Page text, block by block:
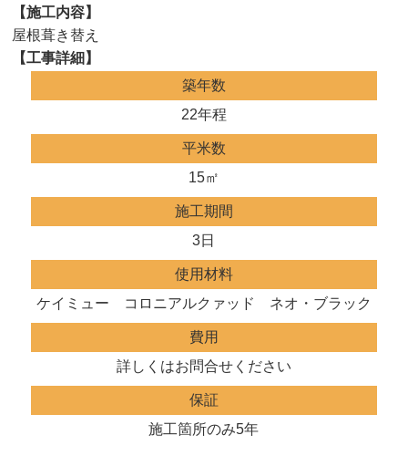
【施工内容】
屋根葺き替え
【工事詳細】
築年数
22年程
平米数
15㎡
施工期間
3日
使用材料
ケイミュー コロニアルクァッド ネオ・ブラック
費用
詳しくはお問合せください
保証
施工箇所のみ5年